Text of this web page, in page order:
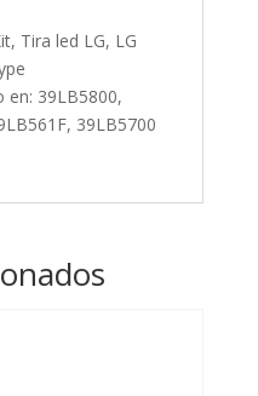
Tira led LG, LG
en: 39LB5800,
39LB5700